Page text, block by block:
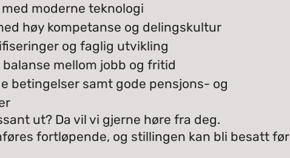
moderne teknologi
høy kompetanse og delingskultur
og faglig utvikling
mellom jobb og fritid
betingelser samt gode pensjons- og
ut? Da vil vi gjerne høre fra deg.
fortløpende, og stillingen kan bli besatt før